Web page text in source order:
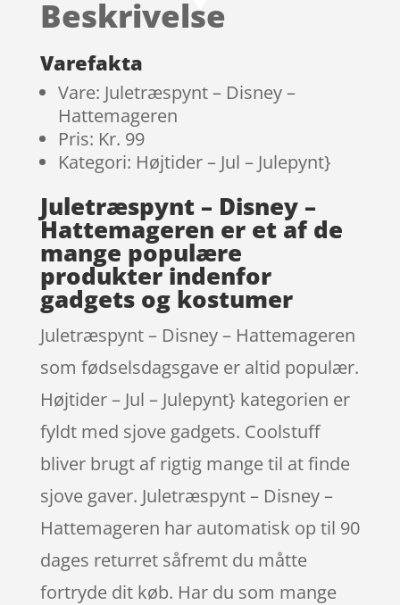
på
mmelser
Beskrivelse
Varefakta
Vare: Juletræspynt – Disney –
Hattemageren
Pris: Kr. 99
Kategori: Højtider – Jul – Julepynt}
Juletræspynt – Disney –
Hattemageren er et af de
mange populære
produkter indenfor
gadgets og kostumer
Juletræspynt – Disney – Hattemageren
som fødselsdagsgave er altid populær.
Højtider – Jul – Julepynt} kategorien er
fyldt med sjove gadgets. Coolstuff
bliver brugt af rigtig mange til at finde
sjove gaver. Juletræspynt – Disney –
Hattemageren har automatisk op til 90
dages returret såfremt du måtte
fortryde dit køb. Har du som mange